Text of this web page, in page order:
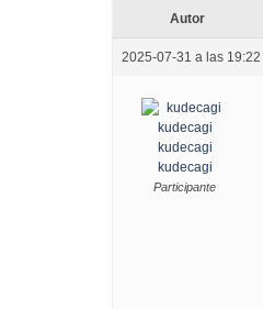
Autor
2025-07-31 a las 19:22
kudecagi
kudecagi
Participante